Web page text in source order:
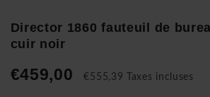
Director 1860 fauteuil de
cuir noir
€459,00 €555,39 Taxes incluses